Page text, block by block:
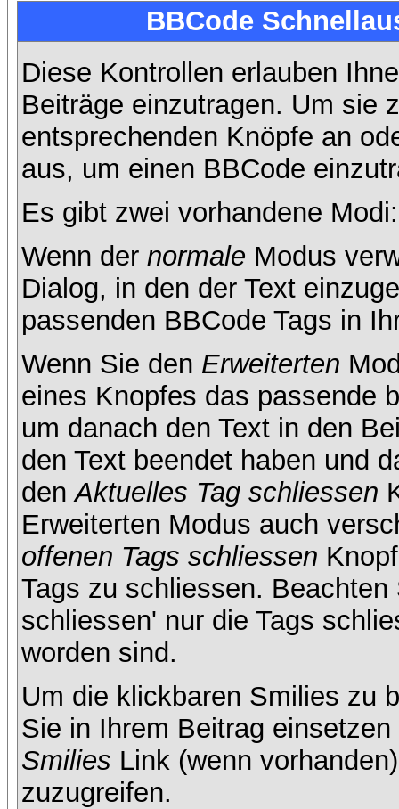
BBCode
Diese Kontrollen erlauben
Beiträge einzutragen. Um sie
entsprechenden Knöpfe an
aus, um einen BBCode
Es gibt zwei vorhandene
Wenn der normale Modus
Dialog, in den der Text
passenden BBCode Tags in
Wenn Sie den Erweiterten
eines Knopfes das passende
um danach den Text in den
den Text beendet haben und
denAktuelles Tag schliessen
Erweiterten Modus auch
offenen Tags schliessen
Tags zu schliessen.
schliessen' nur die Tags
worden sind.
Um die klickbaren Smilies zu
Sie in Ihrem Beitrag
Smilies Link (wenn
zuzugreifen.